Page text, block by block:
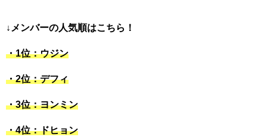
↓メンバーの人気順はこちら！
・1位：ウジン
・2位：デフィ
・3位：ヨンミン
・4位：ドヒョン